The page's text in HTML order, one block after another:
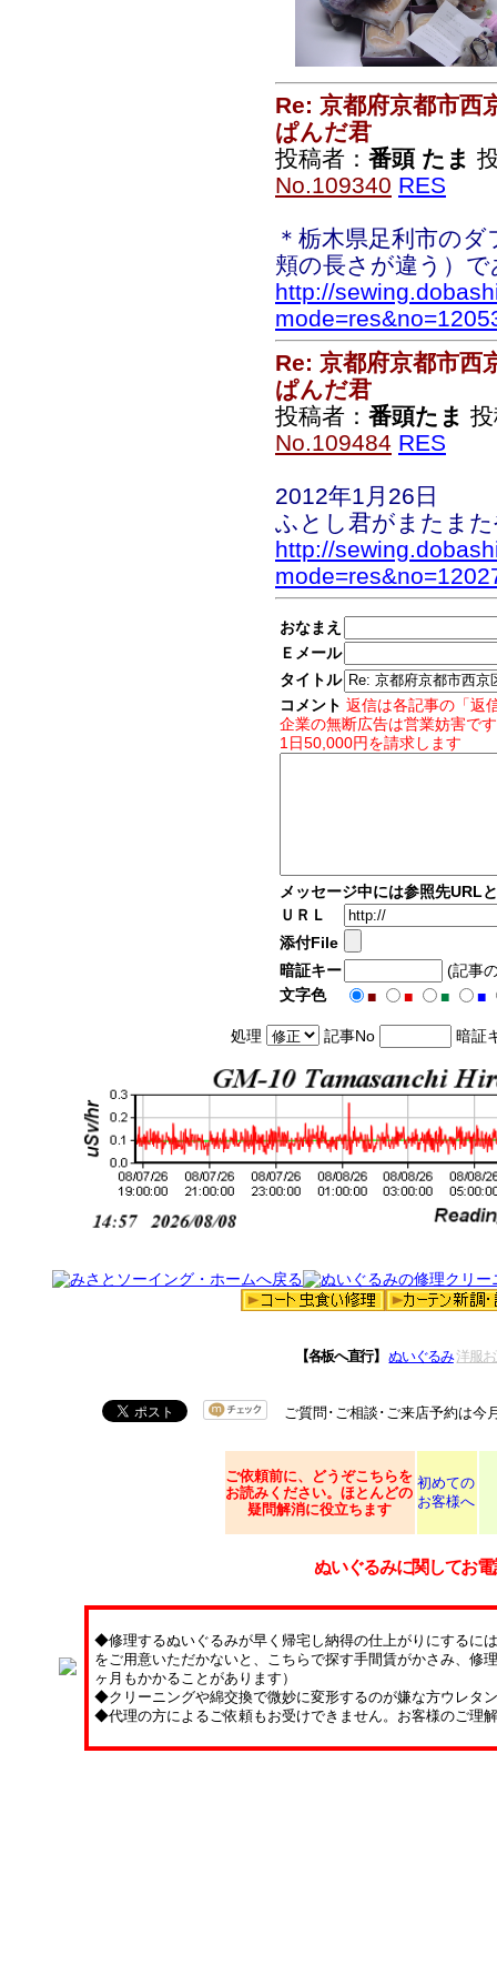
Re: 京都府京都市西
ぱんだ君
投稿者： 番頭 たま
No.109340 RES
＊栃木県足利市の
頬の長さが違う）
http://
Re: 京都府京都市西
ぱんだ君
投稿者： 番頭たま
No.109484 RES
2012年1月26日
ふとし君がまたま
http://
おなまえ
Ｅメール
タイトル
コメント 返信は各記事の「返
企業の無断広告は営業妨害で
1日50,000円を請求します
メッセージ中には参照先URL
ＵＲＬ
添付File
暗証キー
(記事
文字色
■ ■ ■ ■
処理 記事No 暗証
【各板へ直行】 ぬいぐるみ 洋服
ご質問･ご相談･ご来店予約は今
ご依頼前に、どうぞこちらを
お読みください。ほとんどの
疑問解消に役立ちます
初めての
お客様へ
ぬいぐるみに関してお
◆修理するぬいぐるみが早く帰宅し納得の仕上がりにするに
をご用意いただかないと、こちらで探す手間賃がかさみ、修
ヶ月もかかることがあります）
◆クリーニングや綿交換で微妙に変形するのが嫌な方ウレタ
◆代理の方によるご依頼もお受けできません。お客様のご理